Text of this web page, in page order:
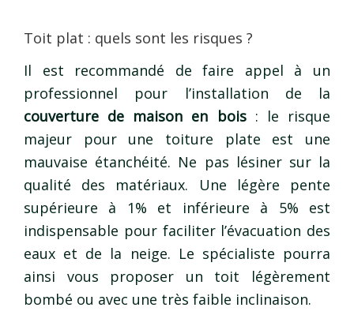
Toit plat : quels sont les risques ?
Il est recommandé de faire appel à un
professionnel pour l’installation de la
couverture de maison en bois: le risque
majeur pour une toiture plate est une
mauvaise étanchéité. Ne pas lésiner sur la
qualité des matériaux. Une légère pente
supérieure à 1% et inférieure à 5% est
indispensable pour faciliter l’évacuation des
eaux et de la neige. Le spécialiste pourra
ainsi vous proposer un toit légèrement
bombé ou avec une très faible inclinaison.